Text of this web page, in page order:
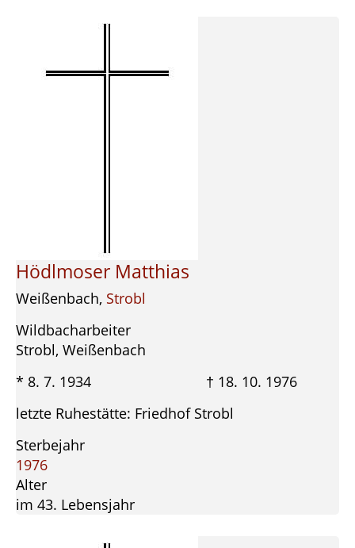
Hödlmoser Matthias
Weißenbach, Strobl
Wildbacharbeiter
Strobl, Weißenbach
* 8. 7. 1934 † 18. 10. 1976
letzte Ruhestätte: Friedhof Strobl
Sterbejahr
1976
Alter
im 43. Lebensjahr